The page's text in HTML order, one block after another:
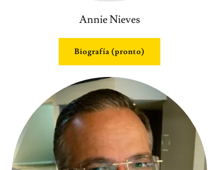
Annie Nieves
Biografía (pronto)